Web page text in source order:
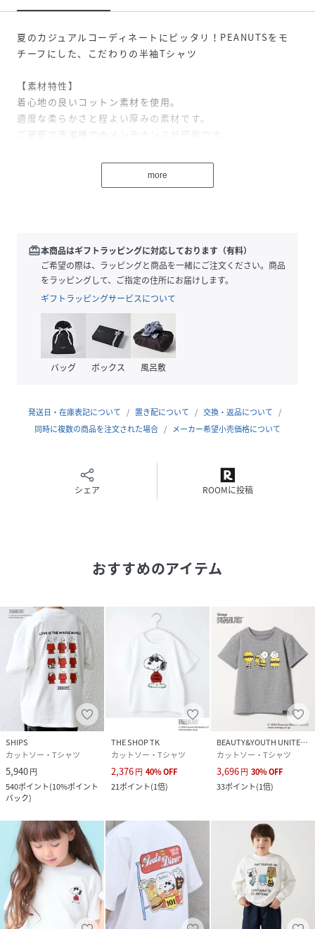
夏のカジュアルコーディネートにピッタリ！PEANUTSをモ
チーフにした、こだわりの半袖Tシャツ
【素材特性】
着心地の良いコットン素材を使用。
適度な柔らかさと程よい厚みの素材です。
ご家庭で洗濯機でのメンテナンスが可能です。
人気キャラクター「PEANUTS」を描いたグラフィックTシャ
一枚での着用はもちろん、シャツやジャケットのインナーと
しても活躍。
カジュアルなボトムスとの相性抜群で、性別を問わずユニセ
ックスで着用いただけます。
▼メンズサイズの展開もございます。
・メンズ（品番：712-13-0064）
※モールサイトによって（ハイフン/‐）抜きでの品番表記と
----------------------------
裏地：無
透け感：無（ホワイト/ホワイト系その他のみやや有）
※末永く愛用頂く為に、アテンションタグ・洗濯ネームを必
※撮影環境による光の当たり具合やパソコン・スマートフォ
ンなどの閲覧環境によって、実際の色味と異なって見える場
合があります。
商品の色味は商品単体で撮影した画像をご参照ください。
※画像の商品はサンプルです。
実際の商品と仕様、加工、サイズが若干異なる場合がござ
います。
性別タイプ キッズ
原産国
素材 本体: 綿100%、 リブ: 綿100%
サイズ 120、130、140、150
品番
RX1538_732310052
(732310052-02-08 RX1538
more
redeem本商品はギフトラッピングに対応しております（有料）
ご希望の際は、ラッピングと商品を一緒にご注文ください。商品
をラッピングして、ご指定の住所にお届けします。
ギフトラッピングサービスについて
バッグ ボックス 風呂敷
発送日・在庫表記について 置き配について
交換・返品について
同時に複数の商品を注文された場合
メーカー希望小売価格について
シェア ROOMに投稿
おすすめのアイテム
SHIPS
カットソー・Tシャツ
5,940円
540ポイント(10%ポイント
バック)
THE SHOP TK
カットソー・Tシャツ
2,376円 40%OFF
21ポイント(1倍)
BEAUTY&YOUTH UNITED ARROWS
カットソー・Tシャツ
3,696円 30%OFF
33ポイント(1倍)